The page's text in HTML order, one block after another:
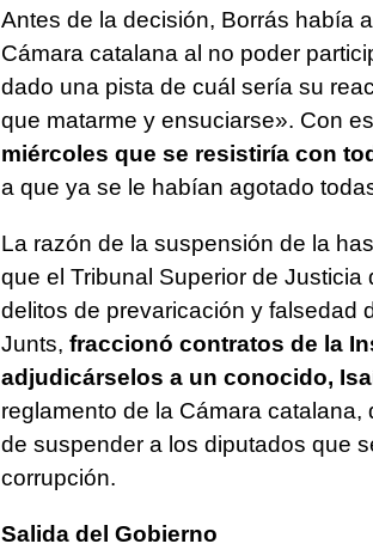
Antes de la decisión, Borrás había
Cámara catalana al no poder
dado una pista de cuál sería su
que matarme y ensuciarse». Con
miércoles que se resistiría con
a que ya se le habían agotado
La razón de la suspensión de la
que el Tribunal Superior de
delitos de prevaricación y falsedad
Junts, fraccionó contratos de la
adjudicárselos a un conocido,
reglamento de la Cámara
de suspender a los diputados que
corrupción.
Salida del Gobierno